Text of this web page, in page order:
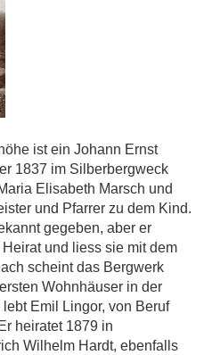
ist ein Johann Ernst
1837 im Silberbergweck
Elisabeth Marsch und
und Pfarrer zu dem Kind.
gegeben, aber er
und liess sie mit dem
scheint das Bergwerk
Wohnhäuser in der
Emil Lingor, von Beruf
heiratet 1879 in
Wilhelm Hardt, ebenfalls